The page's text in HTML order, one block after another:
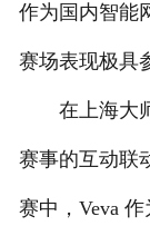
作为国内智能
赛场表现极具
在上海大师
赛事的互动联
赛中，Veva